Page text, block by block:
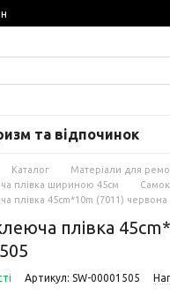
та відпочинок
Каталог Матеріали для
плівка шириною 45см
плівка 45cm*10m (7011) червона
плівка
Артикул: SW-00001505